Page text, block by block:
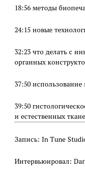
18:56 методы
24:15 новые
32:23 что делать с
органных
37:50 использование
39:50
и естественных
Запись: In Tune
Интервьюировал: